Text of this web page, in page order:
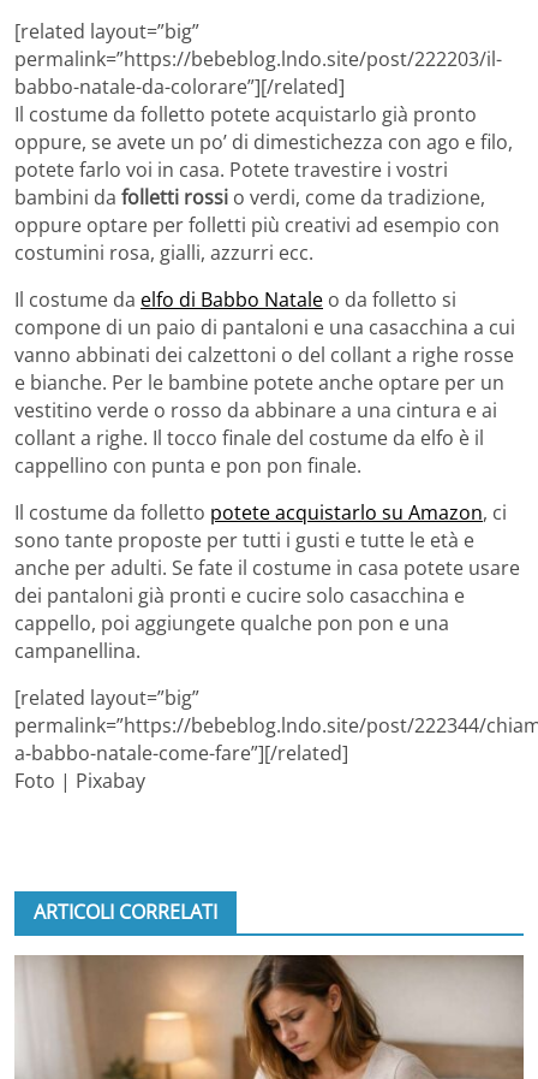
[related layout=”big”
permalink=”https://bebeblog.lndo.site/post/222203/il-
babbo-natale-da-colorare”][/related]
Il costume da folletto potete acquistarlo già pronto
oppure, se avete un po’ di dimestichezza con ago e filo,
potete farlo voi in casa. Potete travestire i vostri
bambini da folletti rossi o verdi, come da tradizione,
oppure optare per folletti più creativi ad esempio con
costumini rosa, gialli, azzurri ecc.
Il costume da elfo di Babbo Natale o da folletto si
compone di un paio di pantaloni e una casacchina a cui
vanno abbinati dei calzettoni o del collant a righe rosse
e bianche. Per le bambine potete anche optare per un
vestitino verde o rosso da abbinare a una cintura e ai
collant a righe. Il tocco finale del costume da elfo è il
cappellino con punta e pon pon finale.
Il costume da folletto potete acquistarlo su Amazon, ci
sono tante proposte per tutti i gusti e tutte le età e
anche per adulti. Se fate il costume in casa potete usare
dei pantaloni già pronti e cucire solo casacchina e
cappello, poi aggiungete qualche pon pon e una
campanellina.
[related layout=”big”
permalink=”https://bebeblog.lndo.site/post/222344/
a-babbo-natale-come-fare”][/related]
Foto | Pixabay
ARTICOLI CORRELATI